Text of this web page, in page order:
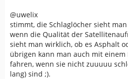
@uwelix
stimmt, die Schlaglöcher sieht
wenn die Qualität der
sieht man wirklich, ob es Asphalt
übrigen kann man auch mit einem
fahren, wenn sie nicht zuuuuu
lang) sind ;).